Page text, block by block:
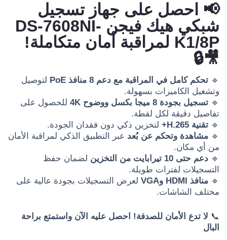
📢 احصل على جهاز تسجيل
شبكي هيك فيجن DS-7608NI-
K1/8P لمراقبة أمان متكاملة!
🎥🔒
🔹 تحكم كامل في المراقبة مع دعم 8 منافذ PoE
لتوصيل
وتشغيل الكاميرات بسهولة.
🔹 تسجيل بجودة 8 ميجا بكسل ووضوح 4K
للحصول على
تفاصيل دقيقة لكل لقطة.
🔹 تقنية H.265+
لتخزين ذكي دون فقدان الجودة.
🔹 مشاهدة وتحكم عن بُعد عبر التطبيق الذكي لمراقبة الأمان
من أي مكان.
🔹 دعم حتى 10 تيرابايت من التخزين
لضمان حفظ
التسجيلات لفترات طويلة.
🔹 منافذ HDMI وVGA
لعرض التسجيلات بجودة عالية على
مختلف الشاشات.
📞 لا تدع الأمان للصدفة! احصل عليه الآن واستمتع براحة
البال